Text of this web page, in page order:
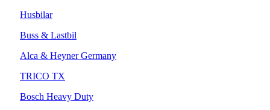
Husbilar
Buss & Lastbil
Alca & Heyner Germany
TRICO TX
Bosch Heavy Duty